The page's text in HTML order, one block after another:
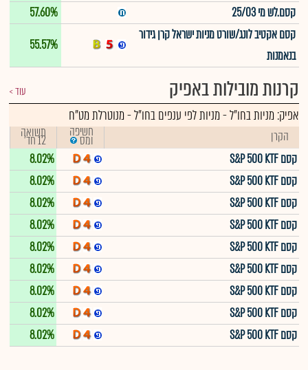
קסם.לש מי 25/03
57.60%
קסם אקטיב לונג/שורט מניות ישראל קרן גידור
בנאמנות
55.57%
קרנות מובילות באפיק עוד
אפיק:מניות בחו"ל-מניות לפי ענפים בחו"ל - מנוטרלת מט"ח
הקרן חשיפה
ומס תשואה
12 חד'
קסם S&P 500 KTF
8.02%
קסם S&P 500 KTF
8.02%
קסם S&P 500 KTF
8.02%
קסם S&P 500 KTF
8.02%
קסם S&P 500 KTF
8.02%
קסם S&P 500 KTF
8.02%
קסם S&P 500 KTF
8.02%
קסם S&P 500 KTF
8.02%
קסם S&P 500 KTF
8.02%